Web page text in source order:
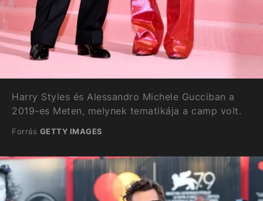
Harry Styles és Alessandro Michele Gucciban a
2019-es Meten, melynek tematikája a camp volt.
Forrás GETTY IMAGES